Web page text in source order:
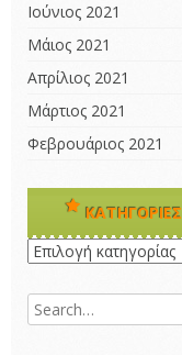
Ιούνιος 2021
Μάιος 2021
Απρίλιος 2021
Μάρτιος 2021
Φεβρουάριος 2021
KΑΤΗΓΟΡΊΕΣ
Kατηγορίες